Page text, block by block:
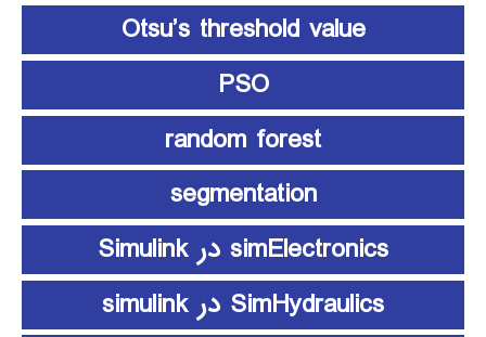
Otsu’s threshold value
PSO
random forest
segmentation
simElectronics در Simulink
SimHydraulics در simulink